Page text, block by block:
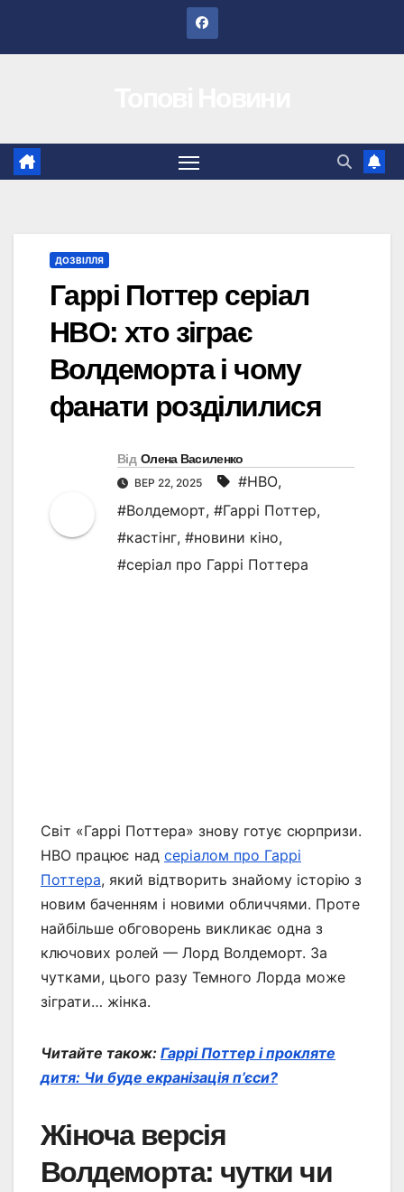
ДОЗВІЛЛЯ
Гаррі Поттер серіал
HBO: хто зіграє
Волдеморта і чому
фанати розділилися
Від Олена Василенко
ВЕР 22, 2025 #HBO,
#Волдеморт, #Гаррі Поттер,
#кастінг, #новини кіно,
#серіал про Гаррі Поттера
Світ «Гаррі Поттера» знову готує сюрпризи.
HBO працює над серіалом про Гаррі
Поттера, який відтворить знайому історію з
новим баченням і новими обличчями. Проте
найбільше обговорень викликає одна з
ключових ролей — Лорд Волдеморт. За
чутками, цього разу Темного Лорда може
зіграти… жінка.
Читайте також: Гаррі Поттер і прокляте
дитя: Чи буде екранізація п’єси?
Жіноча версія
Волдеморта: чутки чи